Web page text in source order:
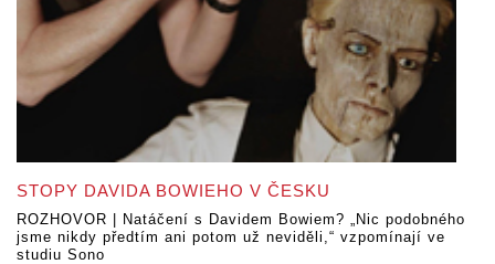
STOPY DAVIDA BOWIEHO V ČESKU
ROZHOVOR | Natáčení s Davidem Bowiem? „Nic podobného
jsme nikdy předtím ani potom už neviděli,“ vzpomínají ve
studiu Sono